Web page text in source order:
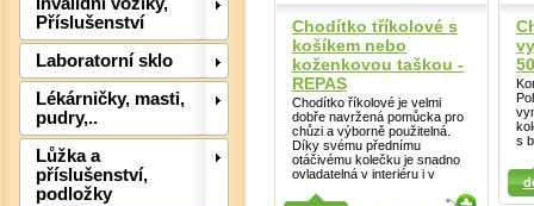
Invalidní vozíky,
Příslušenství
Laboratorní sklo
Lékárničky, masti,
pudry,..
Lůžka a
příslušenství,
podložky
Chodítko tříkolové s
košíkem nebo
koženkovou taškou -
REPAS
Chodítko říkolové je velmi
dobře navržená pomůcka pro
chůzi a výborně použitelná.
Díky svému přednímu
otáčivému kolečku je snadno
ovladatelná v interiéru i v
s
Detail